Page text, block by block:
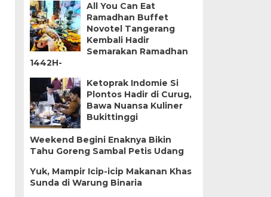
All You Can Eat
Ramadhan Buffet
Novotel Tangerang
Kembali Hadir
Semarakan Ramadhan
1442H-
Ketoprak Indomie Si
Plontos Hadir di Curug,
Bawa Nuansa Kuliner
Bukittinggi
Weekend Begini Enaknya Bikin
Tahu Goreng Sambal Petis Udang
Yuk, Mampir Icip-icip Makanan Khas
Sunda di Warung Binaria